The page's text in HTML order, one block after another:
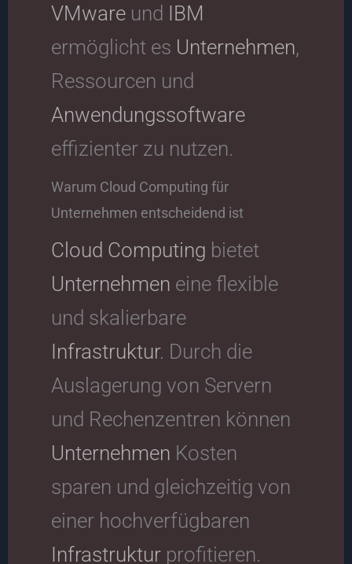
VMwareund IBM
ermöglicht es Unternehmen,
Ressourcen und
Anwendungssoftware
effizienter zu nutzen.
Warum Cloud Computing für
Unternehmen entscheidend ist
Cloud Computing bietet
Unternehmen eine flexible
und skalierbare
Infrastruktur. Durch die
Auslagerung von Servern
und Rechenzentren können
Unternehmen Kosten
sparen und gleichzeitig von
einer hochverfügbaren
Infrastrukturprofitieren.